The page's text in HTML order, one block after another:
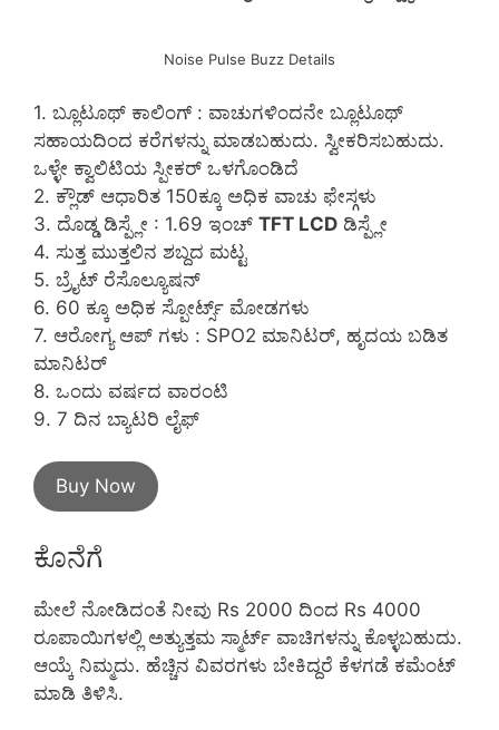
Noise Pulse Buzz Details
1. ಬ್ಲೂಟೂಥ್ ಕಾಲಿಂಗ್ : ವಾಚುಗಳಿಂದನೇ ಬ್ಲೂಟೂಥ್
ಸಹಾಯದಿಂದ ಕರೆಗಳನ್ನು ಮಾಡಬಹುದು. ಸ್ವೀಕರಿಸಬಹುದು.
ಒಳ್ಳೇ ಕ್ವಾಲಿಟಿಯ ಸ್ಪೀಕರ್ ಒಳಗೊಂಡಿದೆ
2. ಕ್ಲೌಡ್ ಆಧಾರಿತ 150ಕ್ಕೂ ಅಧಿಕ ವಾಚು ಫೇಸ್ಗಳು
3. ದೊಡ್ಡ ಡಿಸ್ಪ್ಲೇ : 1.69 ಇಂಚ್ TFT LCD ಡಿಸ್ಪ್ಲೇ
4. ಸುತ್ತ ಮುತ್ತಲಿನ ಶಬ್ದದ ಮಟ್ಟ
5. ಬ್ರೈಟ್ ರೆಸೊಲ್ಯೂಷನ್
6. 60 ಕ್ಕೂ ಅಧಿಕ ಸ್ಪೋರ್ಟ್ಸ್ ಮೋಡಗಳು
7. ಆರೋಗ್ಯ ಆಪ್ ಗಳು : SPO2 ಮಾನಿಟರ್, ಹೃದಯ ಬಡಿತ
ಮಾನಿಟರ್
8. ಒಂದು ವರ್ಷದ ವಾರಂಟಿ
9. 7 ದಿನ ಬ್ಯಾಟರಿ ಲೈಫ್
Buy Now
ಕೊನೆಗೆ
ಮೇಲೆ ನೋಡಿದಂತೆ ನೀವು Rs 2000 ದಿಂದ Rs 4000
ರೂಪಾಯಿಗಳಲ್ಲಿ ಅತ್ಯುತ್ತಮ ಸ್ಮಾರ್ಟ್ ವಾಚಿಗಳನ್ನು ಕೊಳ್ಳಬಹುದು.
ಆಯ್ಕೆ ನಿಮ್ಮದು. ಹೆಚ್ಚಿನ ವಿವರಗಳು ಬೇಕಿದ್ದರೆ ಕೆಳಗಡೆ ಕಮೆಂಟ್
ಮಾಡಿ ತಿಳಿಸಿ.